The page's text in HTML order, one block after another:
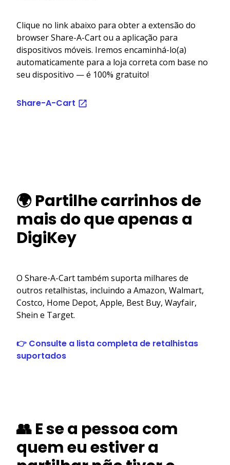
Clique no link abaixo para obter a extensão do
browser Share-A-Cart ou a aplicação para
dispositivos móveis. Iremos encaminhá-lo(a)
automaticamente para a loja correta com base no
seu dispositivo — é 100% gratuito!
Share-A-Cart
🌍 Partilhe carrinhos de
mais do que apenas a
DigiKey
O Share-A-Cart também suporta milhares de
outros retalhistas, incluindo a Amazon, Walmart,
Costco, Home Depot, Apple, Best Buy, Wayfair,
Shein e Target.
👉 Consulte a lista completa de retalhistas
suportados
👥 E se a pessoa com
quem eu estiver a